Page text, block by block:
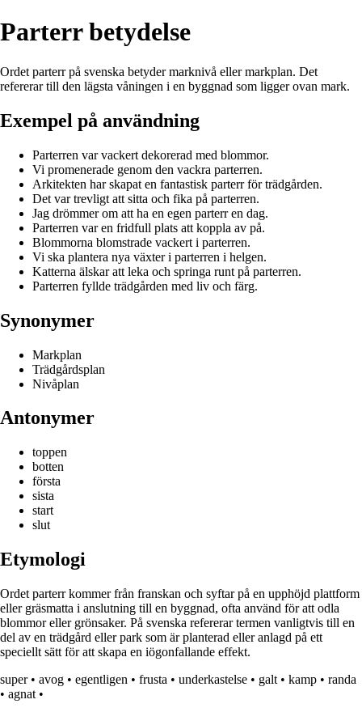
Parterr betydelse
Ordet parterr på svenska betyder marknivå eller markplan. Det
refererar till den lägsta våningen i en byggnad som ligger ovan mark.
Exempel på användning
Parterren var vackert dekorerad med blommor.
Vi promenerade genom den vackra parterren.
Arkitekten har skapat en fantastisk parterr för trädgården.
Det var trevligt att sitta och fika på parterren.
Jag drömmer om att ha en egen parterr en dag.
Parterren var en fridfull plats att koppla av på.
Blommorna blomstrade vackert i parterren.
Vi ska plantera nya växter i parterren i helgen.
Katterna älskar att leka och springa runt på parterren.
Parterren fyllde trädgården med liv och färg.
Synonymer
Markplan
Trädgårdsplan
Nivåplan
Antonymer
toppen
botten
första
sista
start
slut
Etymologi
Ordet parterr kommer från franskan och syftar på en upphöjd plattform
eller gräsmatta i anslutning till en byggnad, ofta använd för att odla
blommor eller grönsaker. På svenska refererar termen vanligtvis till en
del av en trädgård eller park som är planterad eller anlagd på ett
speciellt sätt för att skapa en iögonfallande effekt.
super• avog • egentligen • frusta • underkastelse • galt • kamp • randa
• agnat •